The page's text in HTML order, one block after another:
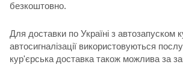
безкоштовно.
Для доставки по Україні з автозапуском
автосигналізації використовуються
кур'єрська доставка також можлива за